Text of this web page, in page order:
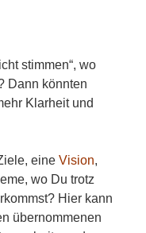
stimmen“, wo
Dann könnten
Klarheit und
eine Vision,
wo Du trotz
Hier kann
übernommenen